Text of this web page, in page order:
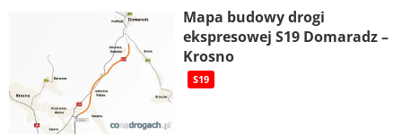
Mapa budowy drogi
ekspresowej S19 Domaradz –
Krosno
S19